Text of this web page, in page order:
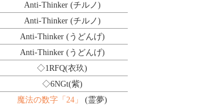
Anti-Thinker (チルノ)
Anti-Thinker (チルノ)
Anti-Thinker (うどんげ)
Anti-Thinker (うどんげ)
◇1RFQ(衣玖)
◇6NGt(紫)
魔法の数字「24」 (霊夢)